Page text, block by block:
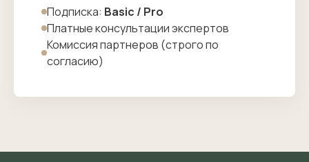
Подписка: Basic / Pro
Платные консультации экспертов
Комиссия партнеров (строго по
согласию)